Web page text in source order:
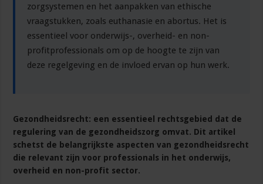
door
zorgsystemen en het aanpakken van ethische
vraagstukken, zoals euthanasie en abortus. Het is
essentieel voor onderwijs-, overheid- en non-
profitprofessionals om op de hoogte te zijn van
deze regelgeving en de invloed ervan op hun werk.
Gezondheidsrecht: een essentieel rechtsgebied dat de
regulering van de gezondheidszorg omvat. Dit artikel
schetst de belangrijkste aspecten van gezondheidsrecht
die relevant zijn voor professionals in het onderwijs,
overheid en non-profit sector.